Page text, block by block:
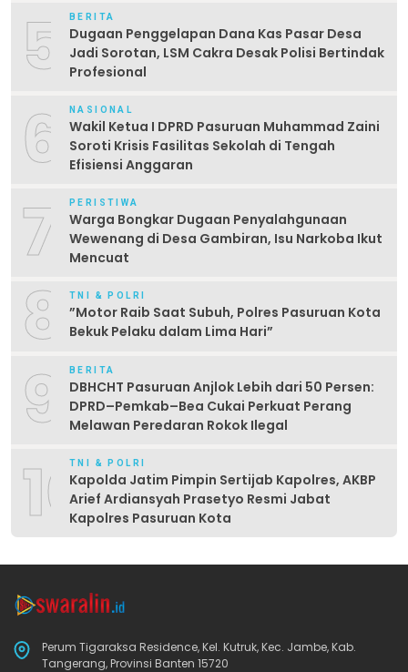
5 BERITA
Dugaan Penggelapan Dana Kas Pasar Desa
Jadi Sorotan, LSM Cakra Desak Polisi Bertindak
Profesional
6 NASIONAL
Wakil Ketua I DPRD Pasuruan Muhammad Zaini
Soroti Krisis Fasilitas Sekolah di Tengah
Efisiensi Anggaran
7 PERISTIWA
Warga Bongkar Dugaan Penyalahgunaan
Wewenang di Desa Gambiran, Isu Narkoba Ikut
Mencuat
8 TNI & POLRI
‎”Motor Raib Saat Subuh, Polres Pasuruan Kota
Bekuk Pelaku dalam Lima Hari” ‎
9 BERITA
DBHCHT Pasuruan Anjlok Lebih dari 50 Persen:
DPRD–Pemkab–Bea Cukai Perkuat Perang
Melawan Peredaran Rokok Ilegal
10TNI & POLRI
Kapolda Jatim Pimpin Sertijab Kapolres, AKBP
Arief Ardiansyah Prasetyo Resmi Jabat
Kapolres Pasuruan Kota
Perum Tigaraksa Residence, Kel. Kutruk, Kec. Jambe, Kab.
Tangerang, Provinsi Banten 15720